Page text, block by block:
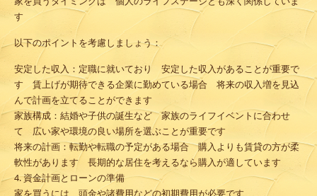
す
以下のポイントを考慮しましょう：
安定した収入 ：定職に就いており 安定した収入があることが重要で
す 賃上げが期待できる企業に勤めている場合 将来の収入増を見込
んで計画を立てることができます
家族構成 ：結婚や子供の誕生など 家族のライフイベントに合わせ
て 広い家や環境の良い場所を選ぶことが重要です
将来の計画 ：転勤や転職の予定がある場合 購入よりも賃貸の方が柔
軟性があります 長期的な居住を考えるなら購入が適しています
4. 資金計画とローンの準備